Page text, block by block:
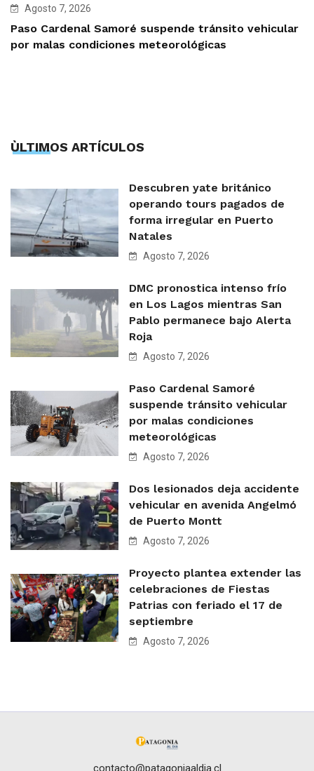
Agosto 7, 2026
Paso Cardenal Samoré suspende tránsito vehicular
por malas condiciones meteorológicas
ÙLTIMOS ARTÍCULOS
Descubren yate británico
operando tours pagados de
forma irregular en Puerto
Natales
Agosto 7, 2026
DMC pronostica intenso frío
en Los Lagos mientras San
Pablo permanece bajo Alerta
Roja
Agosto 7, 2026
Paso Cardenal Samoré
suspende tránsito vehicular
por malas condiciones
meteorológicas
Agosto 7, 2026
Dos lesionados deja accidente
vehicular en avenida Angelmó
de Puerto Montt
Agosto 7, 2026
Proyecto plantea extender las
celebraciones de Fiestas
Patrias con feriado el 17 de
septiembre
Agosto 7, 2026
contacto@patagoniaaldia.cl